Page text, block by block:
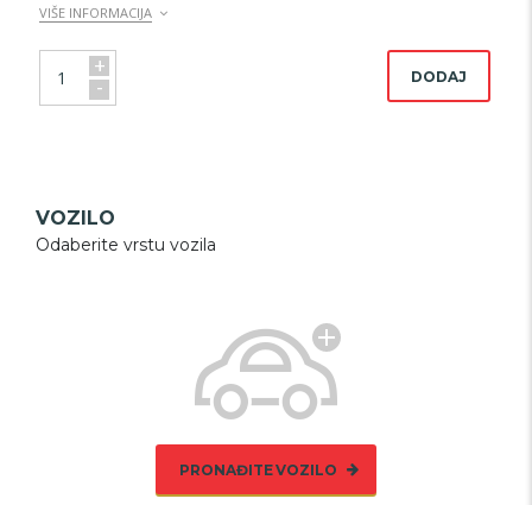
VIŠE INFORMACIJA
+
- DODAJ
VOZILO
Odaberite vrstu vozila
PRONAĐITE VOZILO